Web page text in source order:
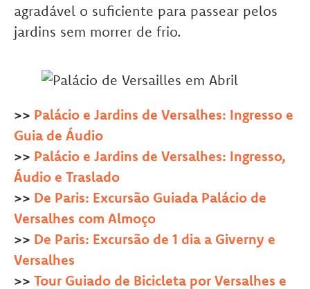
agradável o suficiente para passear pelos
jardins sem morrer de frio.
>> Palácio e Jardins de Versalhes: Ingresso e
Guia de Áudio
>> Palácio e Jardins de Versalhes: Ingresso,
Áudio e Traslado
>> De Paris: Excursão Guiada Palácio de
Versalhes com Almoço
>> De Paris: Excursão de 1 dia a Giverny e
Versalhes
>> Tour Guiado de Bicicleta por Versalhes e